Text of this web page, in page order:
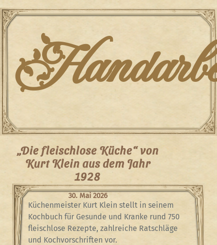
Skip
to
content
„Die fleischlose Küche“ von
Kurt Klein aus dem Jahr
1928
30. Mai 2026
Küchenmeister Kurt Klein stellt in seinem
Kochbuch für Gesunde und Kranke rund 750
fleischlose Rezepte, zahlreiche Ratschläge
und Kochvorschriften vor.